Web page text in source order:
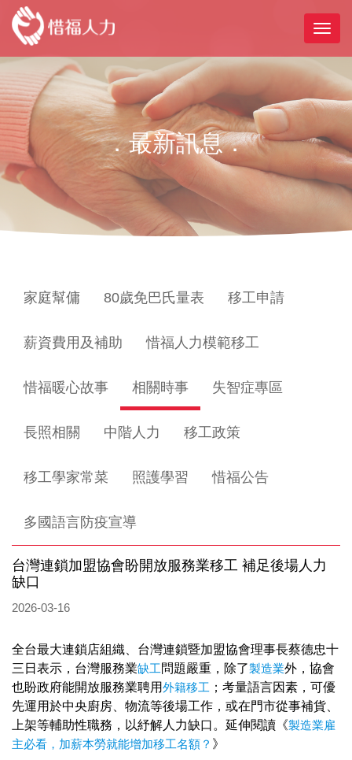
．最新訊息．
家庭幫傭 80歲免巴氏量表 移工申請
薪資費用及補助 惜福人力模範移工
惜福暖心故事 相關時事 失智症專區
長照相關 中階人力 移工政策
移工學家常菜 照護學習 惜福公告
多國語言防疫宣導
台灣連鎖加盟協會盼開放服務業移工 補足後場人力
缺口
2026-03-16
全台最大連鎖店組織、台灣連鎖暨加盟協會理事長蔡德忠十
三日表示，台灣服務業缺工問題嚴重，除了製造業外，協會
也盼政府能開放服務業聘用外籍移工 ；考量語言因素，可優
先運用於中央廚房、物流等後場工作，或在門市從事補貨、
上架等輔助性職務，以紓解人力缺口。延伸閱讀《製造業雇
主必看，加薪本勞就能增加移工名額？ 》